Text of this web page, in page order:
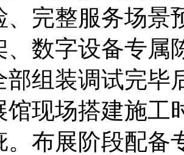
、完整服务场景
、数字设备专属
部组装调试完毕
馆现场搭建施工
。布展阶段配备